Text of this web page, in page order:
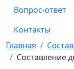
Вопрос-ответ
Контакты
Главная
Составление